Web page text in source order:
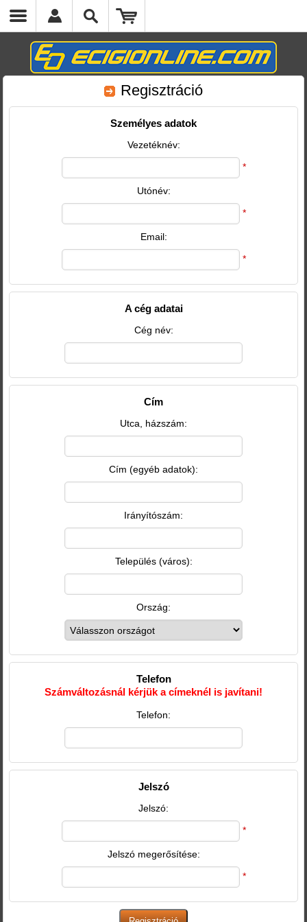
Regisztráció
Személyes adatok
Vezetéknév:
*
Utónév:
*
Email:
*
A cég adatai
Cég név:
Cím
Utca, házszám:
Cím (egyéb adatok):
Irányítószám:
Település (város):
Ország:
Telefon
Számváltozásnál kérjük a címeknél is javítani!
Telefon:
Jelszó
Jelszó:
*
Jelszó megerősítése:
*